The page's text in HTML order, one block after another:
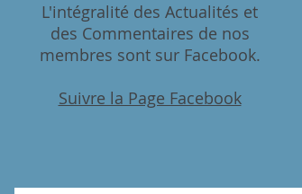
L'intégralité des Actualités et
des Commentaires de nos
membres sont sur Facebook.
Suivre la Page Facebook